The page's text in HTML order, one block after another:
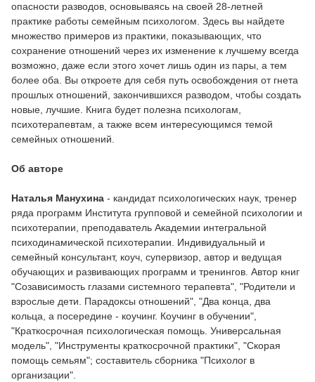
опасности разводов, основываясь на своей 28-летней
практике работы семейным психологом. Здесь вы найдете
множество примеров из практики, показывающих, что
сохранение отношений через их изменение к лучшему всегда
возможно, даже если этого хочет лишь один из пары, а тем
более оба. Вы откроете для себя путь освобождения от гнета
прошлых отношений, закончившихся разводом, чтобы создать
новые, лучшие. Книга будет полезна психологам,
психотерапевтам, а также всем интересующимся темой
семейных отношений.
Об авторе
Наталья Манухина - кандидат психологических наук, тренер
ряда программ Института групповой и семейной психологии и
психотерапии, преподаватель Академии интегральной
психодинамической психотерапии. Индивидуальный и
семейный консультант, коуч, супервизор, автор и ведущая
обучающих и развивающих программ и тренингов. Автор книг
"Созависимость глазами системного терапевта", "Родители и
взрослые дети. Парадоксы отношений", "Два конца, два
кольца, а посередине - коучинг. Коучинг в обучении",
"Краткосрочная психологическая помощь. Универсальная
модель", "Инструменты краткосрочной практики", "Скорая
помощь семьям"; составитель сборника "Психолог в
организации".